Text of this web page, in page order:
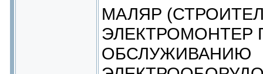
МАЛЯР
ЭЛЕКТРОМОНТЕР
ОБСЛУЖИВАНИЮ